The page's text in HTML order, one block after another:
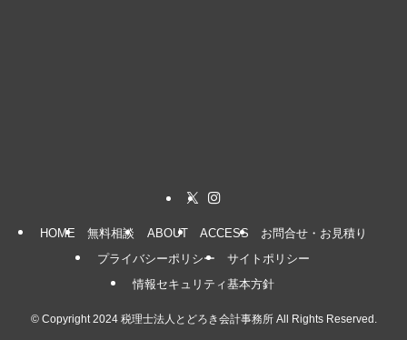
HOME 無料相談 ABOUT ACCESS
お問合せ・お見積り
プライバシーポリシー
サイトポリシー
情報セキュリティ基本方針
©Copyright 2024 税理士法人とどろき会計事務所 All Rights Reserved.